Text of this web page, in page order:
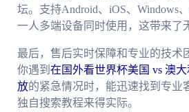
坛。支持Android、iOS、Windows
一人多端设备同时使用，这带来了
最后，售后实时保障和专业的技术
你遇到 在国外看世界杯美国 vs 澳
放的紧急情况时，能迅速找到专业
独自搜索教程来得实际。